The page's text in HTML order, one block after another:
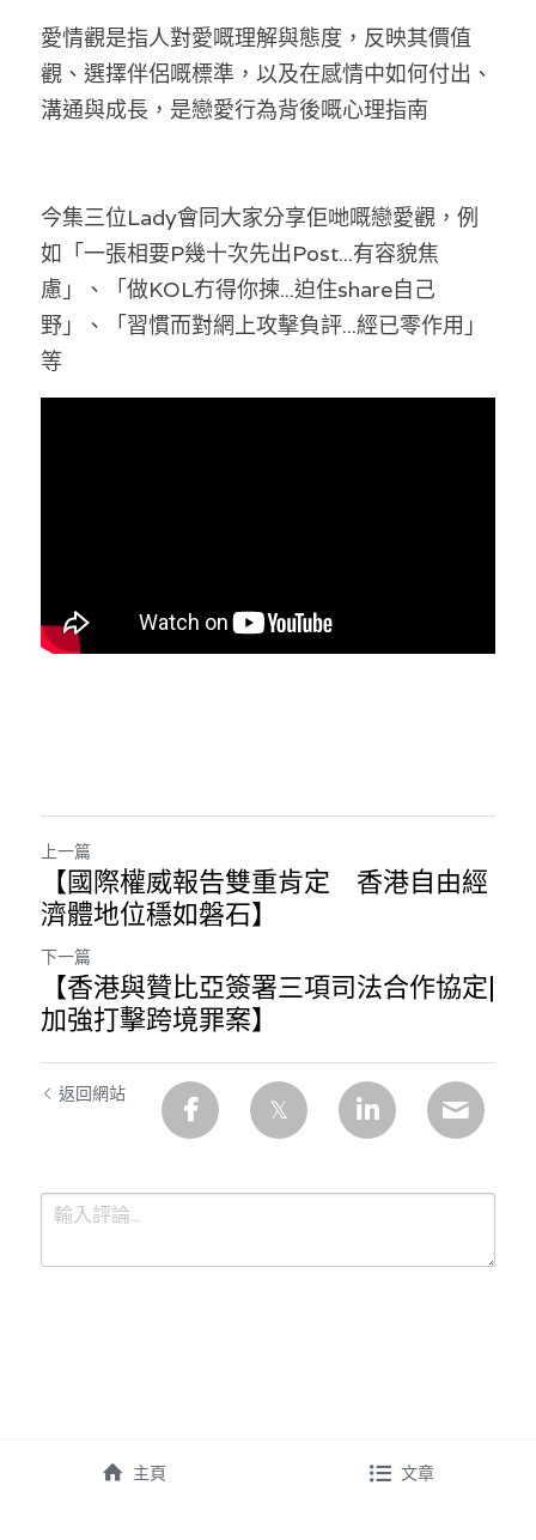
趙處機專欄
KOL 精選
曾子晴 - 晴深直說
龔靜儀大律師專欄
陳貴春大律師專欄
莊豪鋒專欄
愛情觀是指人對愛嘅理解與態度，反映其價值
觀、選擇伴侶嘅標準，以及在感情中如何付出、
溝通與成長，是戀愛行為背後嘅心理指南
今集三位Lady會同大家分享佢哋嘅戀愛觀，例
如「一張相要P幾十次先出Post...有容貌焦
慮」、「做KOL冇得你揀...迫住share自己
野」、「習慣而對網上攻擊負評...經已零作用」
等
上一篇
【國際權威報告雙重肯定 香港自由經
濟體地位穩如磐石】
下一篇
【香港與贊比亞簽署三項司法合作協定|
加強打擊跨境罪案】
返回網站
主頁 文章